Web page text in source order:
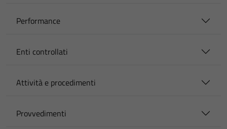
Performance
Enti controllati
Attività e procedimenti
Provvedimenti